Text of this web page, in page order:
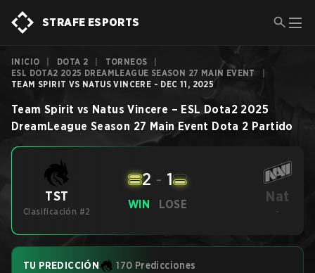
STRAFE ESPORTS
INICIO DOTA 2 TORNEOS
ESL DOTA2 2025 DREAMLEAGUE SEASON 27 MAIN EVENT
TEAM SPIRIT VS NATUS VINCERE - DEC 11, 2025
Team Spirit vs Natus Vincere – ESL Dota2 2025
DreamLeague Season 27 Main Event Dota 2 Partido
TST
Clasificación #2
WIN
2 - 1
LOSE Nat
-
TU PREDICCIÓN 170 Predicciones